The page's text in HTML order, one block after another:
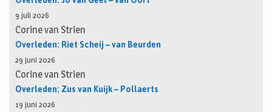
9 juli 2026
Corine van Strien
Overleden: Riet Scheij – van Beurden
29 juni 2026
Corine van Strien
Overleden: Zus van Kuijk – Pollaerts
19 juni 2026